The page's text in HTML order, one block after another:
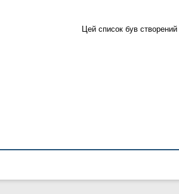
Цей список був створений